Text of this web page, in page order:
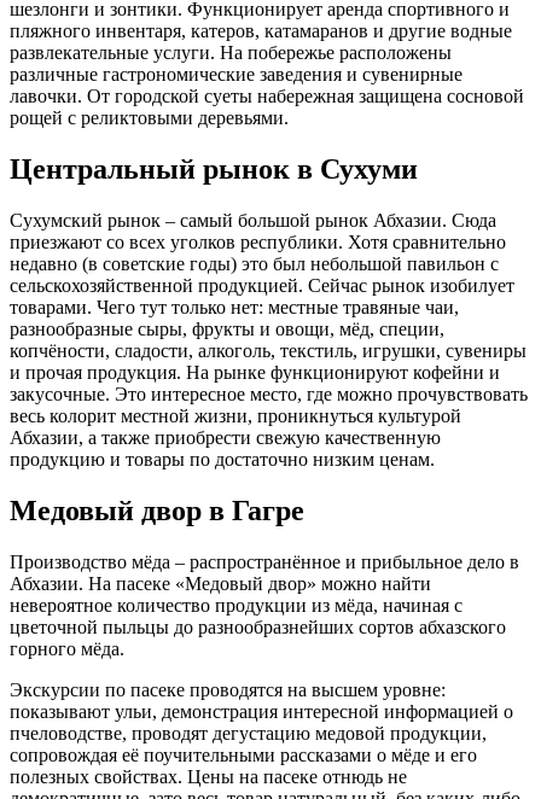
шезлонги и зонтики. Функционирует аренда спортивного и
пляжного инвентаря, катеров, катамаранов и другие водные
развлекательные услуги. На побережье расположены
различные гастрономические заведения и сувенирные
лавочки. От городской суеты набережная защищена сосновой
рощей с реликтовыми деревьями.
Центральный рынок в Сухуми
Сухумский рынок – самый большой рынок Абхазии. Сюда
приезжают со всех уголков республики. Хотя сравнительно
недавно (в советские годы) это был небольшой павильон с
сельскохозяйственной продукцией. Сейчас рынок изобилует
товарами. Чего тут только нет: местные травяные чаи,
разнообразные сыры, фрукты и овощи, мёд, специи,
копчёности, сладости, алкоголь, текстиль, игрушки, сувениры
и прочая продукция. На рынке функционируют кофейни и
закусочные. Это интересное место, где можно прочувствовать
весь колорит местной жизни, проникнуться культурой
Абхазии, а также приобрести свежую качественную
продукцию и товары по достаточно низким ценам.
Медовый двор в Гагре
Производство мёда – распространённое и прибыльное дело в
Абхазии. На пасеке «Медовый двор» можно найти
невероятное количество продукции из мёда, начиная с
цветочной пыльцы до разнообразнейших сортов абхазского
горного мёда.
Экскурсии по пасеке проводятся на высшем уровне:
показывают ульи, демонстрация интересной информацией о
пчеловодстве, проводят дегустацию медовой продукции,
сопровождая её поучительными рассказами о мёде и его
полезных свойствах. Цены на пасеке отнюдь не